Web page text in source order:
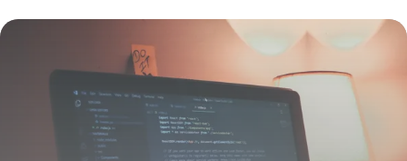
9 juin 2026